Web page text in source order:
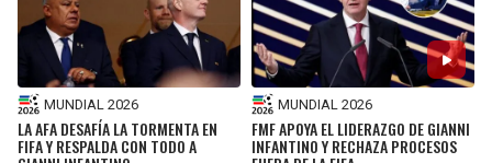
MUNDIAL 2026
LA AFA DESAFÍA LA TORMENTA EN
FIFA Y RESPALDA CON TODO A
MUNDIAL 2026
FMF APOYA EL LIDERAZGO DE GIANNI
INFANTINO Y RECHAZA PROCESOS